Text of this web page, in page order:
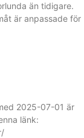
än tidigare.
är anpassade för
2025-07-01 är
länk: